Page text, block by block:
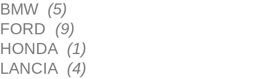
BMW (5)
FORD (9)
HONDA (1)
LANCIA (4)